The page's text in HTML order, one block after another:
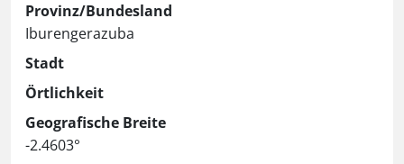
Provinz/Bundesland
Iburengerazuba
Stadt
Örtlichkeit
Geografische Breite
-2.4603°